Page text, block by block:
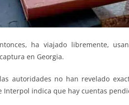
ha viajado libremente,
en Georgia.
autoridades no han revelado
Interpol indica que hay cuentas